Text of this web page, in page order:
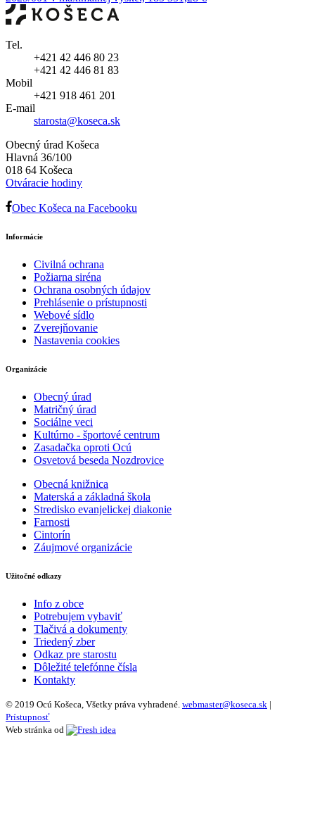
Tel.
+421 42 446 80 23
+421 42 446 81 83
Mobil
+421 918 461 201
E-mail
starosta@koseca.sk
Obecný úrad Košeca
Hlavná 36/100
018 64 Košeca
Otváracie hodiny
Obec Košeca na Facebooku
Informácie
Civilná ochrana
Požiarna siréna
Ochrana osobných údajov
Prehlásenie o prístupnosti
Webové sídlo
Zverejňovanie
Nastavenia cookies
Organizácie
Obecný úrad
Matričný úrad
Sociálne veci
Kultúrno - športové centrum
Zasadačka oproti Ocú
Osvetová beseda Nozdrovice
Obecná knižnica
Materská a základná škola
Stredisko evanjelickej diakonie
Farnosti
Cintorín
Záujmové organizácie
Užitočné odkazy
Info z obce
Potrebujem vybaviť
Tlačivá a dokumenty
Triedený zber
Odkaz pre starostu
Dôležité telefónne čísla
Kontakty
© 2019 Ocú Košeca, Všetky práva vyhradené. webmaster@koseca.sk |
Prístupnosť
Web stránka od